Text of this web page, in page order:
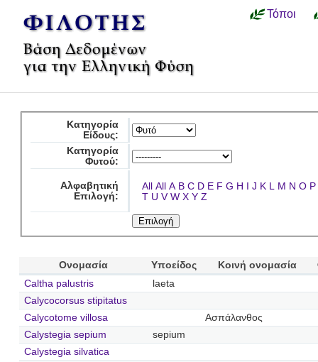
Τόποι
Κατηγορία
Είδους:
Κατηγορία
Φυτού:
Αλφαβητική
Επιλογή:
All All A B C D E F G H I J K L M N O P
T U V W X Y Z
Ονομασία Υποείδος Κοινή ονομασία
Caltha palustris
laeta
Calycocorsus stipitatus
Calycotome villosa
Ασπάλανθος
Calystegia sepium
sepium
Calystegia silvatica